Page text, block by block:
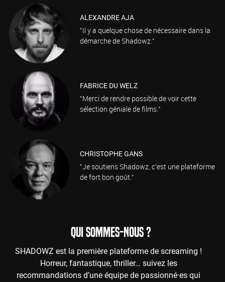
ALEXANDRE AJA
"Il y a quelque chose de nécessaire dans la
démarche de Shadowz."
FABRICE DU WELZ
"Merci de rendre possible de voir cette
sélection géniale de films."
CHRISTOPHE GANS
"Je soutiens Shadowz, c'est une plateforme
de fort bon goût."
QUI SOMMES-NOUS ?
SHADOWZ est la première plateforme de screaming !
Horreur, fantastique, thriller… suivez les
recommandations d’une équipe de passionné·es qui